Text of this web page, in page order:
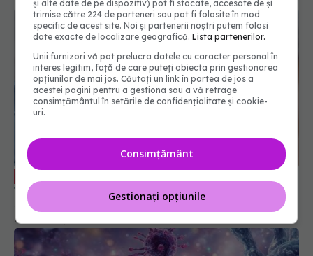
transparența, esențiale pentru combaterea
scepticismului față de vaccinuri
25 mar 2025, 17:40
și alte date de pe dispozitiv) pot fi stocate, accesate de și
trimise către 224 de parteneri sau pot fi folosite în mod
specific de acest site. Noi și partenerii noștri putem folosi
date exacte de localizare geografică.Lista partenerilor.
Unii furnizori vă pot prelucra datele cu caracter personal în
interes legitim, față de care puteți obiecta prin gestionarea
opțiunilor de mai jos. Căutați un link în partea de jos a
acestei pagini pentru a gestiona sau a vă retrage
consimțământul în setările de confidențialitate și cookie-
uri.
Consimțământ
Gestionați opțiunile